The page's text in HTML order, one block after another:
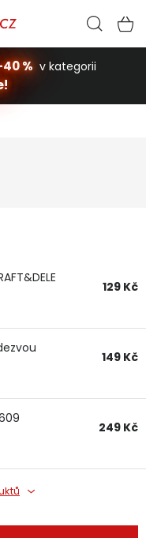
40 % v kategorii
129 Kč
149 Kč
249 Kč